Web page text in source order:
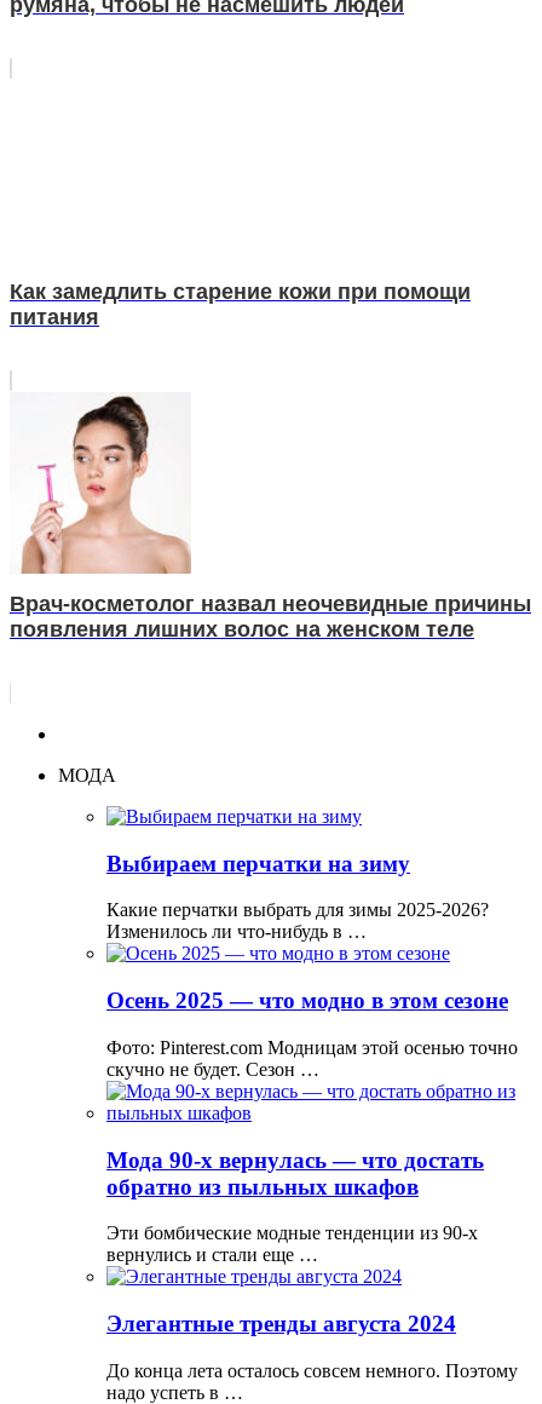
румяна, чтобы не насмешить людей
Как замедлить старение кожи при помощи
питания
Врач-косметолог назвал неочевидные причины
появления лишних волос на женском теле
МОДА
Выбираем перчатки на зиму
Какие перчатки выбрать для зимы 2025-2026?
Изменилось ли что-нибудь в …
Осень 2025 — что модно в этом сезоне
Фото: Pinterest.com Модницам этой осенью точно
скучно не будет. Сезон …
Мода 90-х вернулась — что достать
обратно из пыльных шкафов
Эти бомбические модные тенденции из 90-х
вернулись и стали еще …
Элегантные тренды августа 2024
До конца лета осталось совсем немного. Поэтому
надо успеть в …